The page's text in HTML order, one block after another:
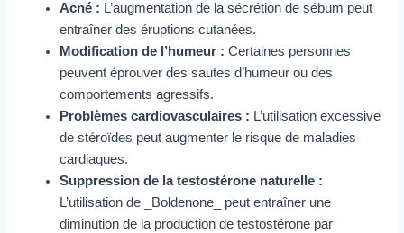
Acné : L’augmentation de la sécrétion de sébum peut
entraîner des éruptions cutanées.
Modification de l’humeur : Certaines personnes
peuvent éprouver des sautes d’humeur ou des
comportements agressifs.
Problèmes cardiovasculaires : L’utilisation excessive
de stéroïdes peut augmenter le risque de maladies
cardiaques.
Suppression de la testostérone naturelle :
L’utilisation de _Boldenone_ peut entraîner une
diminution de la production de testostérone par